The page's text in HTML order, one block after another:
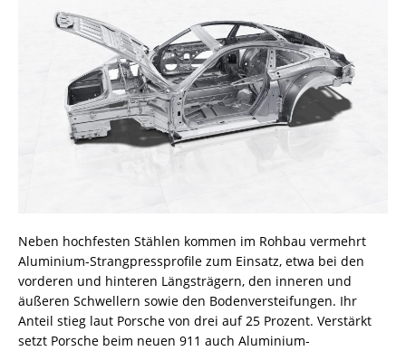
Neben hochfesten Stählen kommen im Rohbau vermehrt
Aluminium-Strangpressprofile zum Einsatz, etwa bei den
vorderen und hinteren Längsträgern, den inneren und
äußeren Schwellern sowie den Bodenversteifungen. Ihr
Anteil stieg laut Porsche von drei auf 25 Prozent. Verstärkt
setzt Porsche beim neuen 911 auch Aluminium-